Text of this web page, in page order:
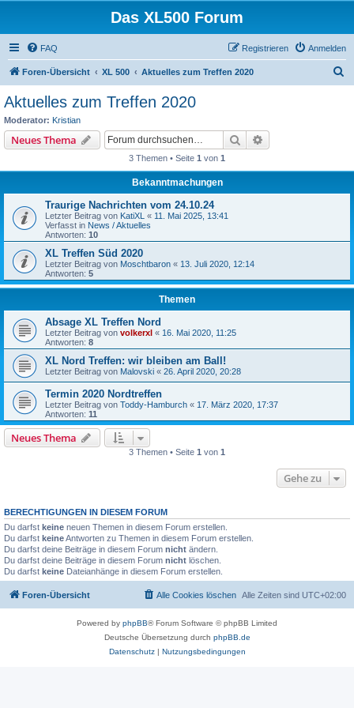
Das XL500 Forum
FAQ Anmelden
Registrieren
Foren-Übersicht XL 500 Aktuelles zum Treffen 2020
Aktuelles zum Treffen 2020
Moderator: Kristian
Neues Thema Suche
3 Themen • Seite 1 von 1
Bekanntmachungen
Traurige Nachrichten vom 24.10.24
Letzter Beitrag von KatiXL « 11. Mai 2025, 13:41
Verfasst in News / Aktuelles
Antworten: 10
XL Treffen Süd 2020
Letzter Beitrag von Moschtbaron « 13. Juli 2020, 12:14
Antworten: 5
Themen
Absage XL Treffen Nord
Letzter Beitrag von volkerxl « 16. Mai 2020, 11:25
Antworten: 8
XL Nord Treffen: wir bleiben am Ball!
Letzter Beitrag von Malovski « 26. April 2020, 20:28
Termin 2020 Nordtreffen
Letzter Beitrag von Toddy-Hamburch « 17. März 2020, 17:37
Antworten: 11
Neues Thema
3 Themen • Seite 1 von 1
Gehe zu
BERECHTIGUNGEN IN DIESEM FORUM
Du darfst keine neuen Themen in diesem Forum erstellen.
Du darfst keineAntworten zu Themen in diesem Forum erstellen.
Du darfst deine Beiträge in diesem Forum nicht ändern.
Du darfst deine Beiträge in diesem Forum nicht löschen.
Du darfst keine Dateianhänge in diesem Forum erstellen.
Foren-Übersicht Alle Zeiten sind UTC+02:00
Alle Cookies löschen
Powered by phpBB® Forum Software © phpBB Limited
Deutsche Übersetzung durch phpBB.de
Datenschutz| Nutzungsbedingungen